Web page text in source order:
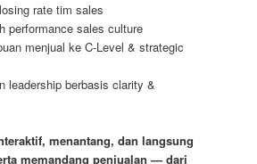
rate tim sales
performance sales culture
menjual ke C-Level & strategic
leadership berbasis clarity &
menantang, dan langsung
memandang penjualan — dari